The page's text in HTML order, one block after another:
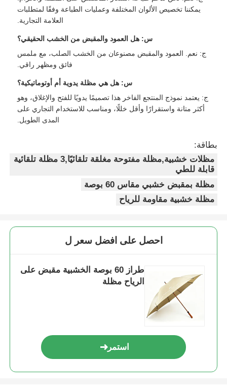
يمكننا تخصيص الألوان المختلفة وعمليات الطباعة وفقًا لمتطلبات
العلامة التجارية.
س: هل العمود والمقبض من الخشب الحقيقي؟
ج: نعم. العمود والمقبض مصنوعان من الخشب الصلب، مع ملمس
فائق ومظهر راقي.
س: هل هي مظلة يدوية أم أوتوماتيكية؟
ج: يعتمد نموذج المنتجع الفاخر هذا تصميمًا يدويًا للفتح والإغلاق، وهو
أكثر متانة واستقرارًا وأقل خللًا، ومناسب للاستخدام التجاري على
المدى الطويل.
بطاقة:
مظلات خشبية,مظلة مفتوحة مغلقة تلقائيًا,3 مظلة تلقائية
قابلة للطي
مظلة بمقبض خشبي مقاس 60 بوصة
مظلة خشبية مقاومة للرياح
احصل على افضل سعر ل
طراز 60 بوصة الخشبية مقبض على
الرياح مظلة
استمر